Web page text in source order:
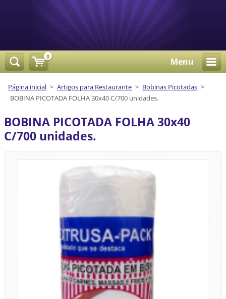
Menu
Página inicial > Artigos para Restaurante > Bobinas Picotadas >
BOBINA PICOTADA FOLHA 30x40 C/700 unidades.
BOBINA PICOTADA FOLHA 30x40
C/700 unidades.
0